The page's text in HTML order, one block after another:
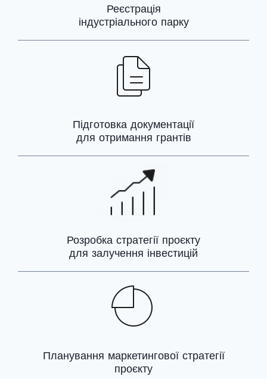
Реєстрація
індустріального парку
Підготовка документації
для отримання грантів
Розробка стратегії проєкту
для залучення інвестицій
Планування маркетингової стратегії
проєкту